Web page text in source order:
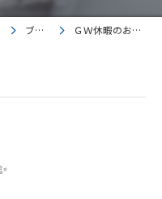
ブログ ＧＷ休暇のお知らせ